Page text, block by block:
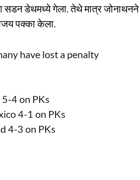
सडन डेथमध्ये गेला. तेथे मात्र जोनाथनने
पक्का केला.
have lost a penalty
4 on PKs
4-1 on PKs
4-3 on PKs